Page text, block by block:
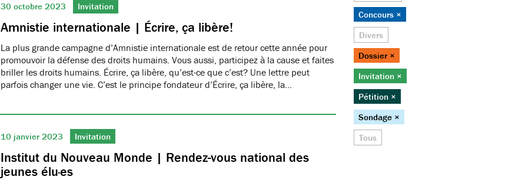
30 octobre 2023 Invitation
Amnistie internationale | Écrire, ça libère!
La plus grande campagne d’Amnistie internationale est de retour cette année pour
promouvoir la défense des droits humains. Vous aussi, participez à la cause et faites
briller les droits humains. Écrire, ça libère, qu’est-ce que c’est? Une lettre peut
parfois changer une vie. C’est le principe fondateur d’Écrire, ça libère, la…
10 janvier 2023 Invitation
Institut du Nouveau Monde | Rendez-vous national des
jeunes élu·es
Concours ×
Divers
Dossier ×
Invitation ×
Pétition ×
Sondage ×
Tous